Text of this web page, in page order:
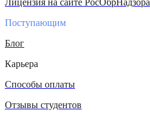
Лицензия на сайте РосОбрНадзора
Поступающим
Блог
Карьера
Способы оплаты
Отзывы студентов